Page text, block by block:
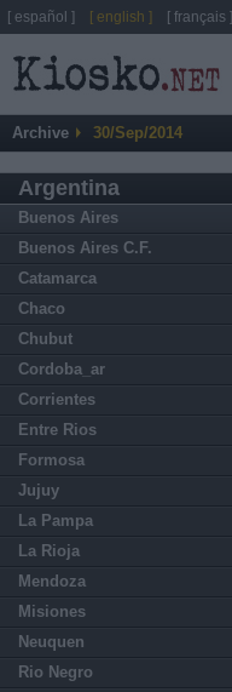
Archive 30/Sep/2014
Argentina
Buenos Aires
Buenos Aires C.F.
Catamarca
Chaco
Chubut
Cordoba_ar
Corrientes
Entre Rios
Formosa
Jujuy
La Pampa
La Rioja
Mendoza
Misiones
Neuquen
Rio Negro
[ español ] [ english ] [ français ]